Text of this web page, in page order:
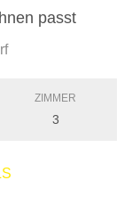
passt
ZIMMER
3